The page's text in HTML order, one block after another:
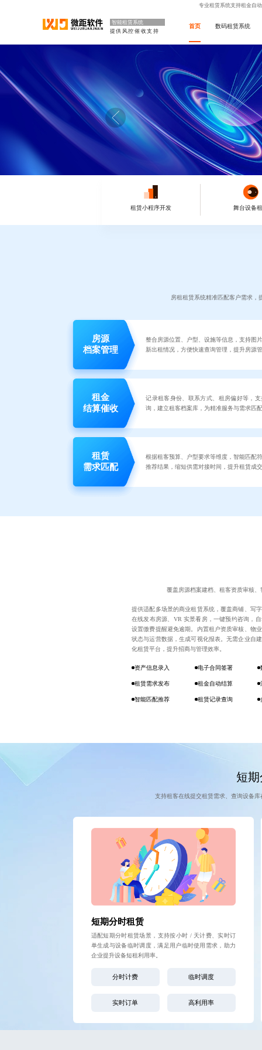
专业租赁系统支持租金自
智能租赁系统
提供风控催收支持
首页 数码租赁系统
租赁小程序开发 舞台设备
房租租赁系统精准匹配客户需求，
房源
档案管理
整合房源位置、户型、设施等信息，支持图
新出租情况，方便快速查询管理，提升房源
租金
结算催收
记录租客身份、联系方式、租房偏好等，
询，建立租客档案库，为精准服务与需求匹
租赁
需求匹配
根据租客预算、户型要求等维度，智能匹配
推荐结果，缩短供需对接时间，提升租赁成
覆盖房源档案建档、租客资质审核
提供适配多场景的商业租赁系统，覆盖商铺、写
在线发布房源、VR 实景看房，一键预约咨询，
设置缴费提醒避免逾期。内置租户资质审核、物
状态与运营数据，生成可视化报表。无需企业自
化租赁平台，提升招商与管理效率。
资产信息录入 电子合同签署
租赁需求发布 租金自动结算
智能匹配推荐 租赁记录查询
短
支持租客在线提交租赁需求、查询设备
短期分时租赁
适配短期分时租赁场景，支持按小时 / 天计费、实时订
单生成与设备临时调度，满足用户临时使用需求，助力
企业提升设备短租利用率。
分时计费 临时调度
实时订单 高利用率